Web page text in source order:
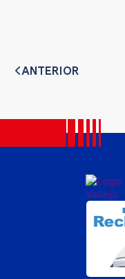
ANTERIOR